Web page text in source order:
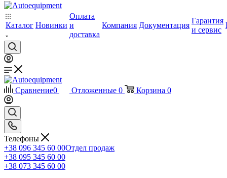
Каталог Новинки
Оплата
и
доставка
Компания Документация
Гарантия
и сервис
Сравнение0 Отложенные 0 Корзина 0
Телефоны
+38 096 345 60 00Отдел продаж
+38 095 345 60 00
+38 073 345 60 00